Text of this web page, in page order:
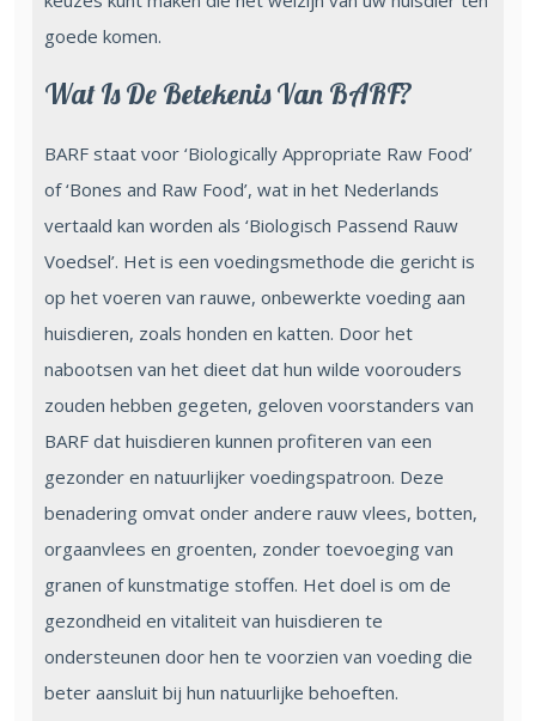
goede komen.
Wat Is De Betekenis Van BARF?
BARF staat voor ‘Biologically Appropriate Raw Food’
of ‘Bones and Raw Food’, wat in het Nederlands
vertaald kan worden als ‘Biologisch Passend Rauw
Voedsel’. Het is een voedingsmethode die gericht is
op het voeren van rauwe, onbewerkte voeding aan
huisdieren, zoals honden en katten. Door het
nabootsen van het dieet dat hun wilde voorouders
zouden hebben gegeten, geloven voorstanders van
BARF dat huisdieren kunnen profiteren van een
gezonder en natuurlijker voedingspatroon. Deze
benadering omvat onder andere rauw vlees, botten,
orgaanvlees en groenten, zonder toevoeging van
granen of kunstmatige stoffen. Het doel is om de
gezondheid en vitaliteit van huisdieren te
ondersteunen door hen te voorzien van voeding die
beter aansluit bij hun natuurlijke behoeften.